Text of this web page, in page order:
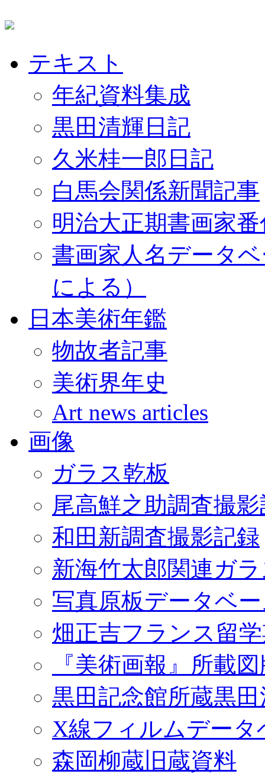
テキスト
年紀資料集成
黒田清輝日記
久米桂一郎日記
白馬会関係新聞記事
明治大正期書画家
書画家人名データ
による）
日本美術年鑑
物故者記事
美術界年史
Art news articles
画像
ガラス乾板
尾高鮮之助調査撮
和田新調査撮影記録
新海竹太郎関連ガ
写真原板データベ
畑正吉フランス留
『美術画報』所載
黒田記念館所蔵黒
X線フィルムデータ
森岡柳蔵旧蔵資料